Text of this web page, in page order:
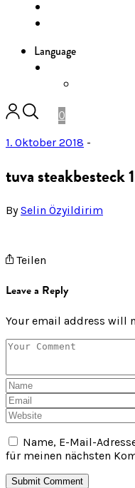
Language
0
1. Oktober 2018 -
tuva
BySelin Özyildirim
Teilen
Leave a Reply
Your email address will
Name, E-Mail-
für meinen nächsten